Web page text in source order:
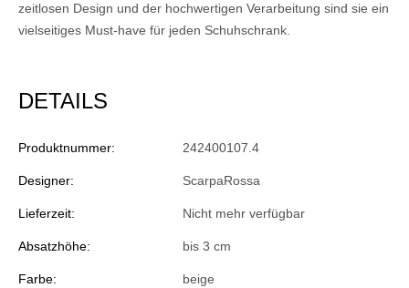
zeitlosen Design und der hochwertigen Verarbeitung sind sie ein
vielseitiges Must-have für jeden Schuhschrank.
DETAILS
Produktnummer: 242400107.4
Designer: ScarpaRossa
Lieferzeit: Nicht mehr verfügbar
Absatzhöhe: bis 3 cm
Farbe: beige